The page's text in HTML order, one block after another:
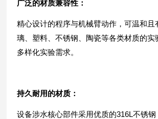
广泛的材质兼容性 ：
精心设计的程序与机械臂动作，可温和且
璃、塑料、不锈钢、陶瓷等各类材质的实
多样化实验需求。
持久耐用的材质 ：
设备涉水核心部件采用优质的316L不锈